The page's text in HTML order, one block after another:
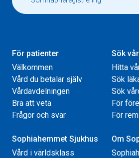
För patienter
Välkommen
Vård du betalar själv
Vårdavdelningen
Bra att veta
Frågor och svar
Sök
Hitta
Sök
Sök
För
För
Sophiahemmet Sjukhus
Vård i världsklass
Om